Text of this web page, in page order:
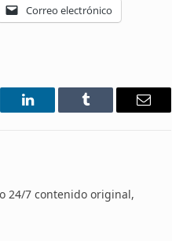
Correo electrónico
LinkedIn Tumblr Email
24/7 contenido original,